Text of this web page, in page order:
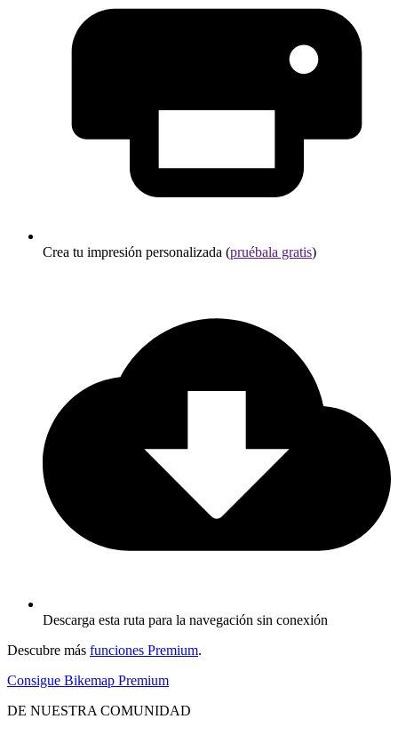
Crea tu impresión personalizada (pruébala gratis)
Descarga esta ruta para la navegación sin conexión
Descubre más funciones Premium.
Consigue Bikemap Premium
DE NUESTRA COMUNIDAD